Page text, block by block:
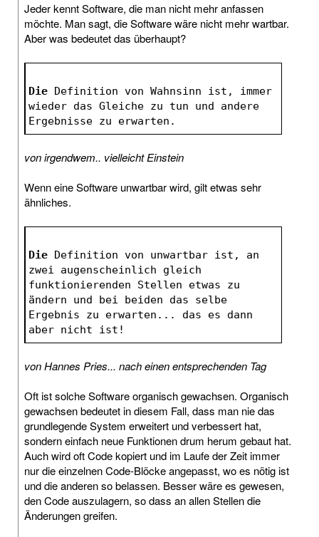
Jeder kennt Software, die man nicht mehr anfassen
möchte. Man sagt, die Software wäre nicht mehr wartbar.
Aber was bedeutet das überhaupt?
Die Definition von Wahnsinn ist, immer
wieder das Gleiche zu tun und andere
Ergebnisse zu erwarten.
von irgendwem.. vielleicht Einstein
Wenn eine Software unwartbar wird, gilt etwas sehr
ähnliches.
Die Definition von unwartbar ist, an
zwei augenscheinlich gleich
funktionierenden Stellen etwas zu
ändern und bei beiden das selbe
Ergebnis zu erwarten... das es dann
aber nicht ist!
von Hannes Pries... nach einen entsprechenden Tag
Oft ist solche Software organisch gewachsen. Organisch
gewachsen bedeutet in diesem Fall, dass man nie das
grundlegende System erweitert und verbessert hat,
sondern einfach neue Funktionen drum herum gebaut hat.
Auch wird oft Code kopiert und im Laufe der Zeit immer
nur die einzelnen Code-Blöcke angepasst, wo es nötig ist
und die anderen so belassen. Besser wäre es gewesen,
den Code auszulagern, so dass an allen Stellen die
Änderungen greifen.